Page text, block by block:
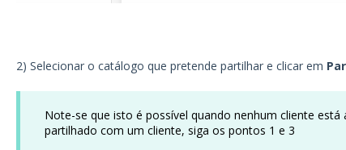
2) Selecionar o catálogo que pretende partilhar e clicar em
Note-se que isto é possível quando nenhum cliente
partilhado com um cliente, siga os pontos 1 e 3